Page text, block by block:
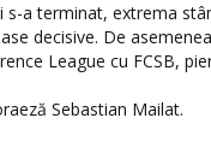
s-a terminat, extrema
decisive. De
League cu FCSB,
Sebastian Mailat.